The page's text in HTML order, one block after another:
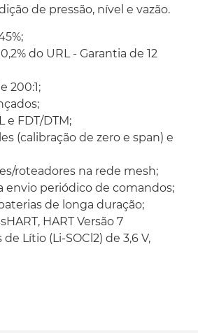
de pressão, nível e vazão.
do URL - Garantia de 12
200:1;
e FDT/DTM;
(calibração de zero e span) e
roteadores na rede mesh;
envio periódico de comandos;
de longa duração;
HART, HART Versão 7
Lítio (Li-SOCl2) de 3,6 V,